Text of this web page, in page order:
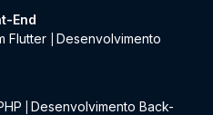
End
Flutter
Desenvolvimento
Desenvolvimento Back-